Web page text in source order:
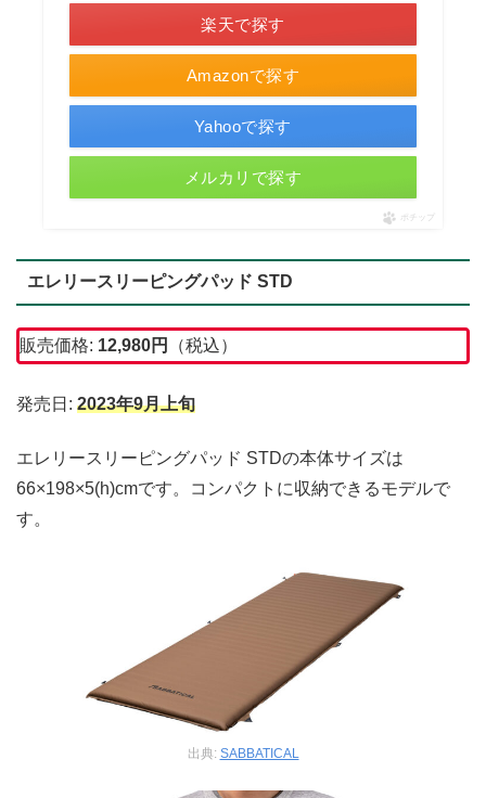
Amazonで探す
楽天で探す
Yahooで探す
メルカリで探す
ポチップ
エレリースリーピングパッド STD
販売価格: 12,980円 （税込）
発売日: 2023年9月上旬
エレリースリーピングパッド STDの本体サイズは
66×198×5(h)cmです。コンパクトに収納できるモデルで
す。
出典: SABBATICAL